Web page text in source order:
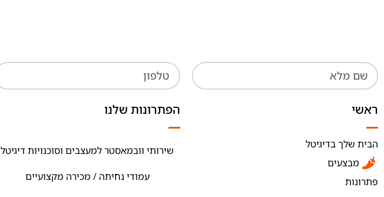
ראשי
הבית שלך בדיגיטל
מבצעים
פתרונות
הפתרונות שלנו
שירותי וובמאסטר למעצבים וסוכנויות דיגיטל
עמודי נחיתה / מכירה מקצועיים